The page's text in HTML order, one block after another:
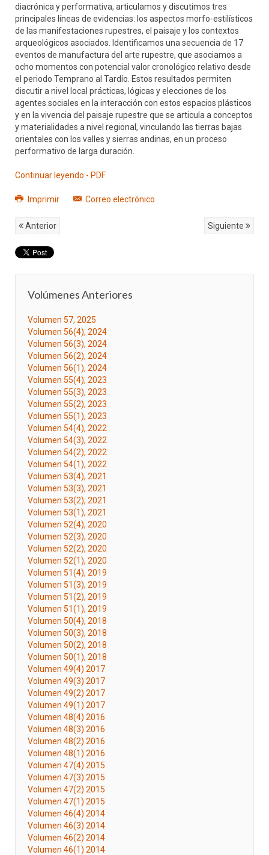
diacrónica y performativa, articulamos y discutimos tres
principales líneas de evidencias: los aspectos morfo-estilísticos
de las manifestaciones rupestres, el paisaje y los contextos
arqueológicos asociados. Identificamos una secuencia de 17
eventos de manufactura del arte rupestre, que asociamos a
ocho momentos con potencial valor cronológico relativo desde
el periodo Temprano al Tardío. Estos resultados permiten
discutir a nivel local prácticas, lógicas y elecciones de los
agentes sociales en la interacción con estos espacios plásticos
y en la vivencia del paisaje rupestre que se articula a conceptos
y materialidades a nivel regional, vinculando las tierras bajas
orientales con los valles y sierras andinas, en un proceso
performativo de larga duración.
Continuar leyendo - PDF
Imprimir Correo electrónico
Anterior Siguiente
Volúmenes Anteriores
Volumen 57, 2025
Volumen 56(4), 2024
Volumen 56(3), 2024
Volumen 56(2), 2024
Volumen 56(1), 2024
Volumen 55(4), 2023
Volumen 55(3), 2023
Volumen 55(2), 2023
Volumen 55(1), 2023
Volumen 54(4), 2022
Volumen 54(3), 2022
Volumen 54(2), 2022
Volumen 54(1), 2022
Volumen 53(4), 2021
Volumen 53(3), 2021
Volumen 53(2), 2021
Volumen 53(1), 2021
Volumen 52(4), 2020
Volumen 52(3), 2020
Volumen 52(2), 2020
Volumen 52(1), 2020
Volumen 51(4), 2019
Volumen 51(3), 2019
Volumen 51(2), 2019
Volumen 51(1), 2019
Volumen 50(4), 2018
Volumen 50(3), 2018
Volumen 50(2), 2018
Volumen 50(1), 2018
Volumen 49(4) 2017
Volumen 49(3) 2017
Volumen 49(2) 2017
Volumen 49(1) 2017
Volumen 48(4) 2016
Volumen 48(3) 2016
Volumen 48(2) 2016
Volumen 48(1) 2016
Volumen 47(4) 2015
Volumen 47(3) 2015
Volumen 47(2) 2015
Volumen 47(1) 2015
Volumen 46(4) 2014
Volumen 46(3) 2014
Volumen 46(2) 2014
Volumen 46(1) 2014